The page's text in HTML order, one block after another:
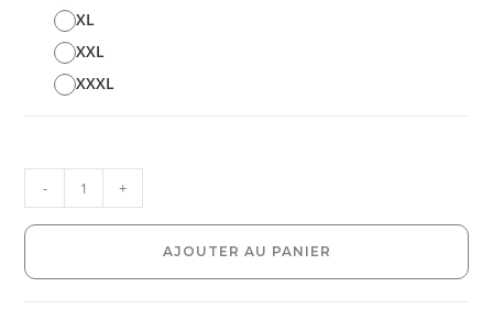
XL
XXL
XXXL
- +
AJOUTER AU PANIER